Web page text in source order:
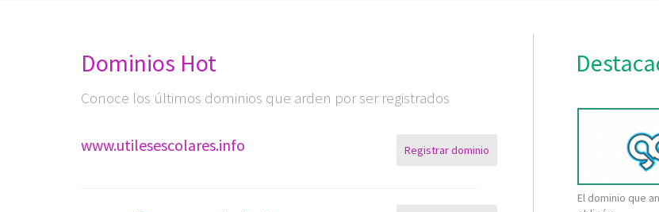
Dominios Hot
Conoce los últimos dominios que arden por ser registrados
www.utilesescolares.info Registrar dominio
El dominio que